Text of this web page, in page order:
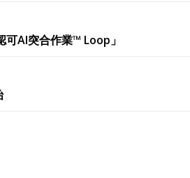
AI突合作業™︎ Loop」